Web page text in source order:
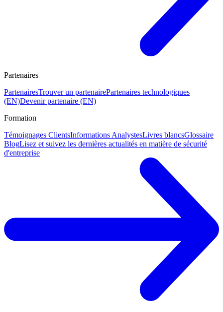
Partenaires
PartenairesTrouver un partenairePartenaires technologiques
(EN)Devenir partenaire (EN)
Formation
Témoignages ClientsInformations AnalystesLivres blancsGlossaire
BlogLisez et suivez les dernières actualités en matière de sécurité
d'entreprise